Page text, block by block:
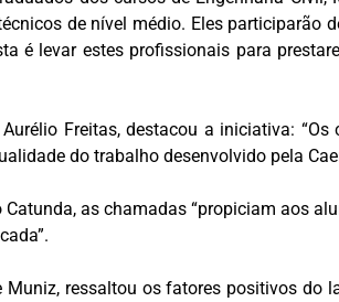
de nível médio. Eles participarão
é levar estes profissionais para
Freitas, destacou a iniciativa:
do trabalho desenvolvido pela
Catunda, as chamadas “propiciam aos
Muniz, ressaltou os fatores positivos